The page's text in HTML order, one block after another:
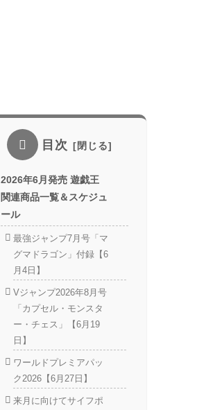
目次
2026年6月発売 遊戯王
関連商品一覧＆スケジュ
ール
最強ジャンプ7月号「マ
グマドラゴン」付録【6
月4日】
Vジャンプ2026年8月号
「カプセル・モンスタ
ー・チェス」【6月19
日】
ワールドプレミアパッ
ク2026【6月27日】
来月に向けてサイフポ